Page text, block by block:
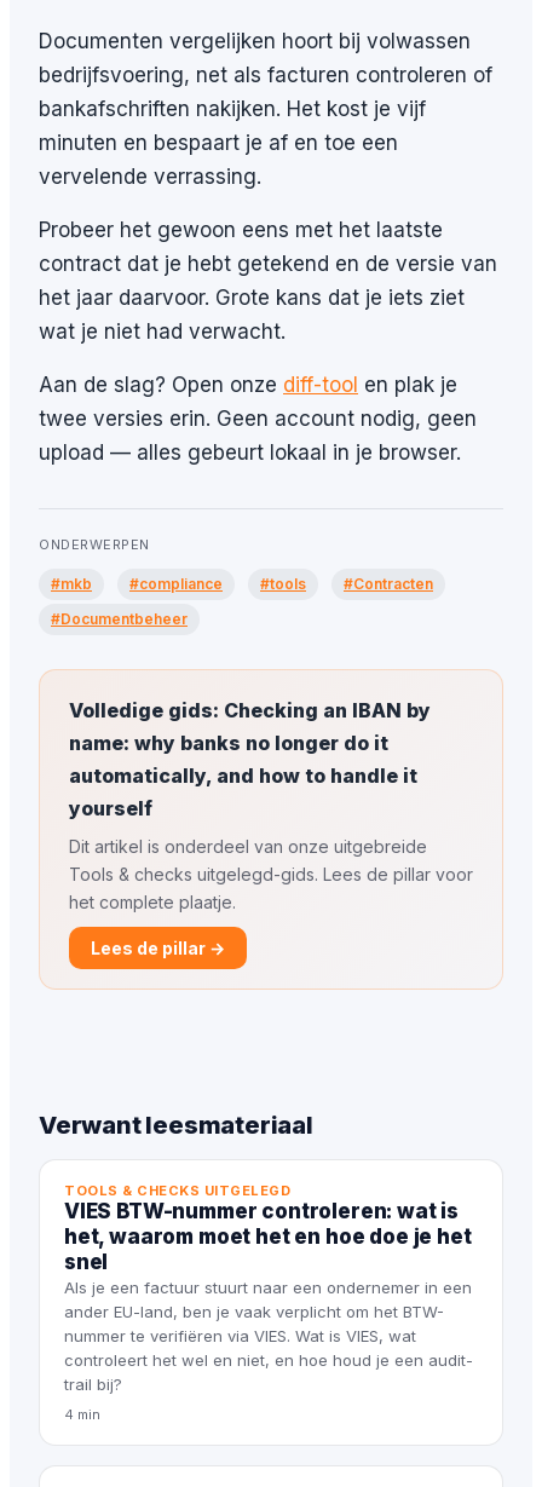
Documenten vergelijken hoort bij volwassen
bedrijfsvoering, net als facturen controleren of
bankafschriften nakijken. Het kost je vijf
minuten en bespaart je af en toe een
vervelende verrassing.
Probeer het gewoon eens met het laatste
contract dat je hebt getekend en de versie van
het jaar daarvoor. Grote kans dat je iets ziet
wat je niet had verwacht.
Aan de slag? Open onze diff-tool en plak je
twee versies erin. Geen account nodig, geen
upload — alles gebeurt lokaal in je browser.
ONDERWERPEN
#mkb #compliance #tools
#Contracten
#Documentbeheer
Volledige gids: Checking an IBAN by
name: why banks no longer do it
automatically, and how to handle it
yourself
Dit artikel is onderdeel van onze uitgebreide
Tools & checks uitgelegd-gids. Lees de pillar voor
het complete plaatje.
Lees de pillar →
Verwant leesmateriaal
TOOLS & CHECKS UITGELEGD
VIES BTW-nummer controleren: wat is
het, waarom moet het en hoe doe je het
snel
Als je een factuur stuurt naar een ondernemer in een
ander EU-land, ben je vaak verplicht om het BTW-
nummer te verifiëren via VIES. Wat is VIES, wat
controleert het wel en niet, en hoe houd je een audit-
trail bij?
4 min